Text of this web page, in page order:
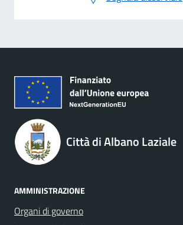
Città di Albano Laziale
AMMINISTRAZIONE
Organi di governo